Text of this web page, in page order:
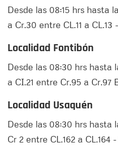
Desde las 08:15 hrs hasta
a Cr.30 entre CL.11 a
Localidad Fontibón
Desde las 08:30 hrs hasta
a CI.21 entre Cr.95 a Cr.97
Localidad Usaquén
Desde las 08:30 hrs hasta
Cr 2 entre CL.162 a CL.164